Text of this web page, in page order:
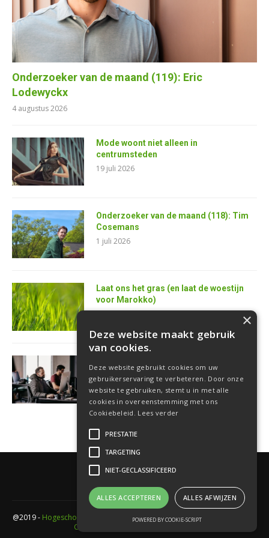
Onderzoeker van de maand (119): Eric
Lodewyckx
4 augustus 2026
Mode woont niet alleen in
centrumsteden
19 juli 2026
Onderzoeker van de maand (118): Tim
Cosemans
1 juli 2026
Laat ons het gras (en laat de woestijn
voor Marokko)
25 juni 2026
softwareontwikkelaar
18 juni 2026
@2019 - Hogeschool PXL
- Elfde-liniestraat 24 Gebouw A , 3500 Hasselt -
Cookieverklaring
×
Deze website maakt gebruik
van cookies.
Deze website gebruikt cookies om uw
gebruikerservaring te verbeteren. Door onze
website te gebruiken, stemt u in met alle
cookies in overeenstemming met ons
Cookiebeleid. Lees verder
PRESTATIE
TARGETING
NIET-GECLASSIFICEERD
ALLES ACCEPTEREN ALLES AFWIJZEN
POWERED BY COOKIE-SCRIPT